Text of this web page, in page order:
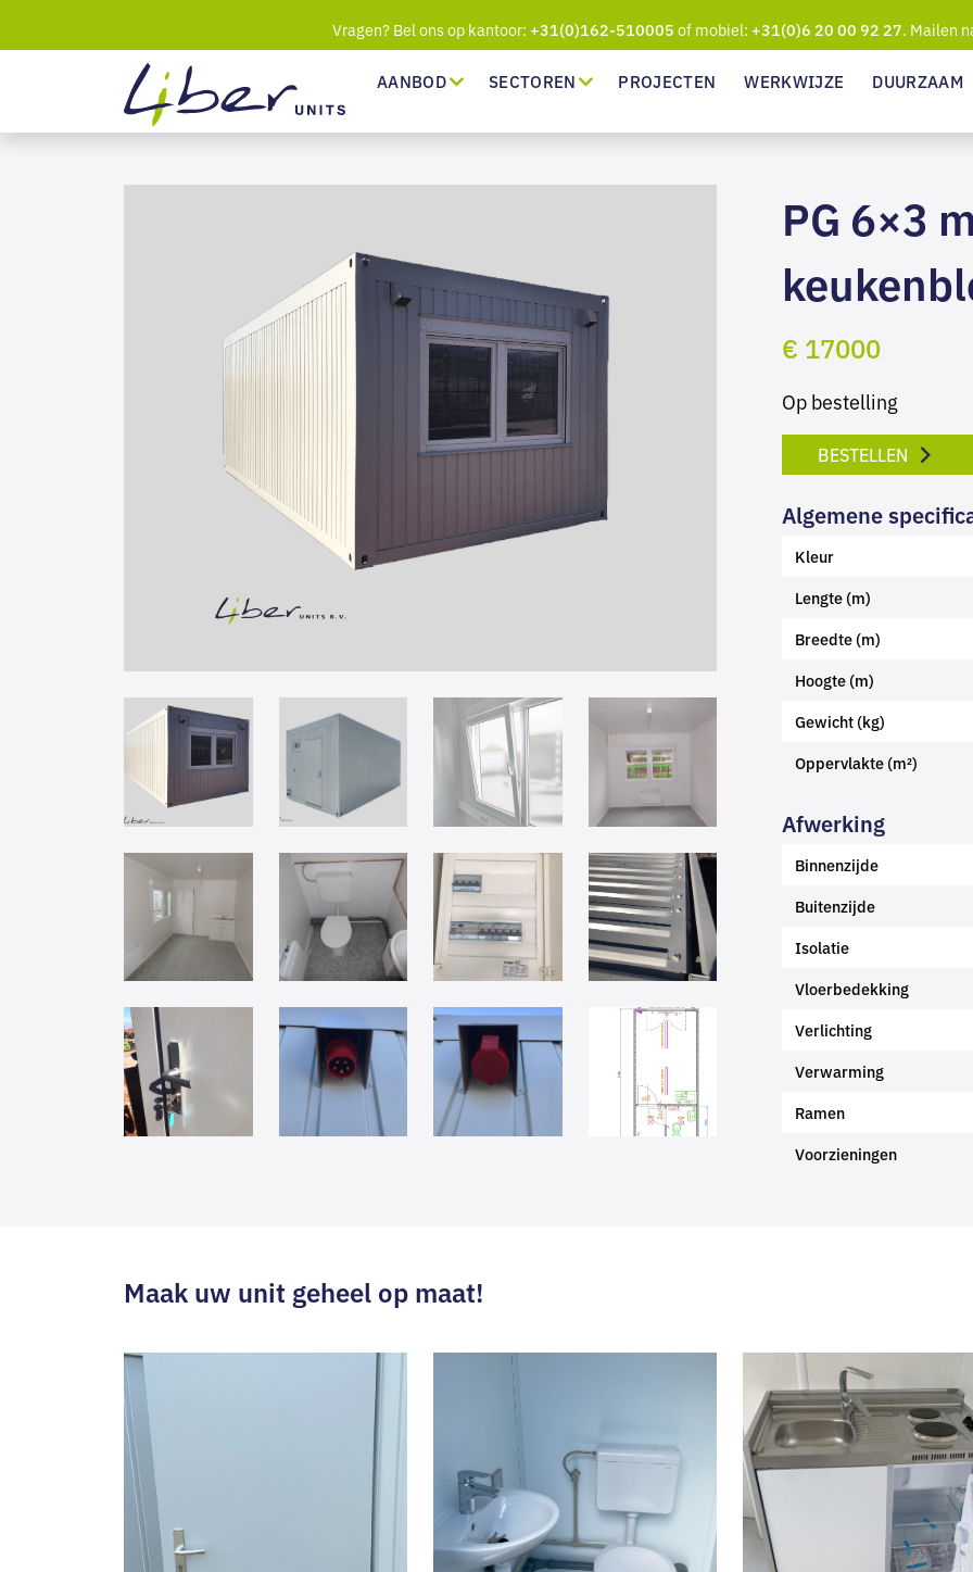
Vragen? Bel ons op kantoor: +31(0)162-510005 of mobiel: +31(0)6 20 00 92 27. Mailen
AANBOD SECTOREN PROJECTEN WERKWIJZE DUURZAAM
PG 6×3
€ 17000
Op bestelling
BESTELLEN
Algemene
Kleur
Lengte (m)
Breedte (m)
Hoogte (m)
Gewicht (kg)
Oppervlakte (m²)
Afwerking
Binnenzijde
Buitenzijde
Isolatie
Vloerbedekking
Verlichting
Verwarming
Ramen
Voorzieningen
Maak uw unit geheel op maat!